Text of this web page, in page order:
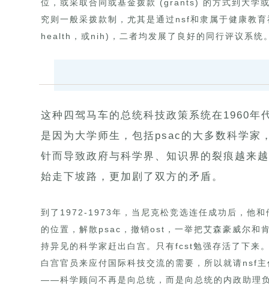
位，或采取合同或基金拨款 (grants) 的方式到大学
究则一般采拨款制，尤其是通过nsf和隶属于健康
health，或nih)，二者均发展了良好的同行评议系统
这种四驾马车的总统科技政策系统在1960年
是因为大学师生，包括psac的大多数科学家
针而导致政府与科学界、知识界的裂痕越来
始走下坡路，更加剧了双方的矛盾。
到了1972-1973年，当尼克松竞选连任成功后，他
的位置，解散psac，撤销ost，一举把艾森豪威尔和
持异见的科学家赶出白宫。只有fcst勉强存活了下来
白宫官员来应付国际科技交流的需要，所以就请nsf
——科学顾问不再是向总统，而是向总统的内政助理